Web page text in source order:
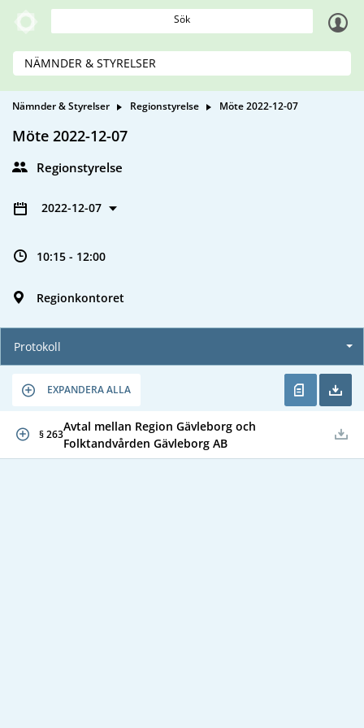
Sök
NÄMNDER & STYRELSER
Nämnder & Styrelser Regionstyrelse Möte 2022-12-07
Möte 2022-12-07
Regionstyrelse
2022-12-07
10:15 - 12:00
Regionkontoret
Protokoll
EXPANDERA ALLA
§ 263
Avtal mellan Region Gävleborg och
Folktandvården Gävleborg AB